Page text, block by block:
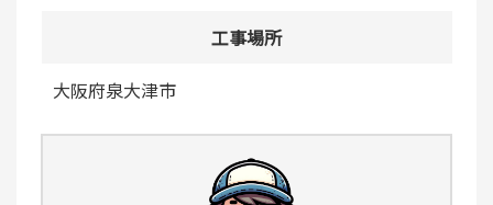
工事場所
大阪府泉大津市